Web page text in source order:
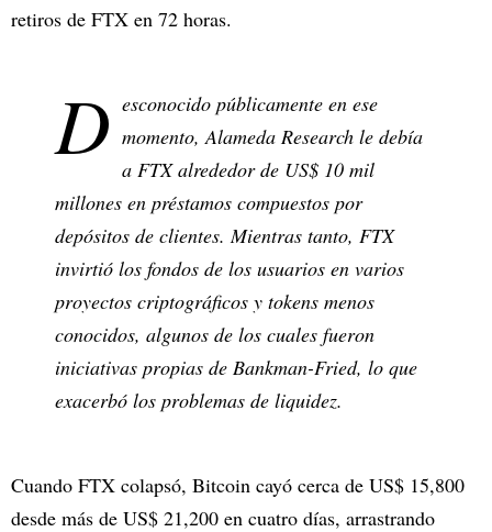
retiros de FTX en 72 horas.
D esconocido públicamente en ese
momento, Alameda Research le debía
a FTX alrededor de US$ 10 mil
millones en préstamos compuestos por
depósitos de clientes. Mientras tanto, FTX
invirtió los fondos de los usuarios en varios
proyectos criptográficos y tokens menos
conocidos, algunos de los cuales fueron
iniciativas propias de Bankman-Fried, lo que
exacerbó los problemas de liquidez.
Cuando FTX colapsó, Bitcoin cayó cerca de US$ 15,800
desde más de US$ 21,200 en cuatro días, arrastrando